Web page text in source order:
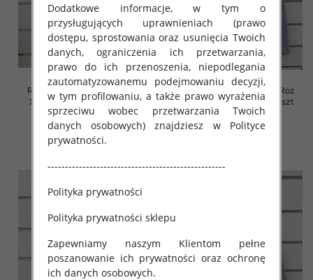
Rybaczki damskie jeansy Roz
XS-XL, 1 Kolor Paczka 10 szt
54.00 zł
szczegóły
Rybaczki damskie jeansy Roz
XS-XL, 1 Kolor Paczka 10 szt
52.00 zł
Dodatkowe informacje, w tym o
przysługujących uprawnieniach (prawo
dostępu, sprostowania oraz usunięcia Twoich
danych, ograniczenia ich przetwarzania,
prawo do ich przenoszenia, niepodlegania
zautomatyzowanemu podejmowaniu decyzji,
w tym profilowaniu, a także prawo wyrażenia
sprzeciwu wobec przetwarzania Twoich
danych osobowych) znajdziesz w Polityce
prywatności.
---------------------------------------------------
Polityka prywatności
Polityka prywatności sklepu
Zapewniamy naszym Klientom pełne
poszanowanie ich prywatności oraz ochronę
ich danych osobowych.